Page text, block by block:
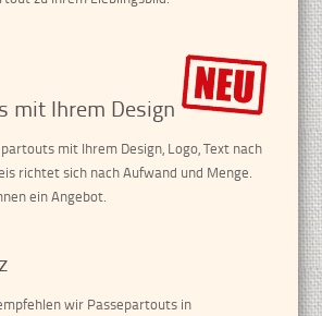
mit Ihrem Design
mit Ihrem Design, Logo, Text nach
richtet sich nach Aufwand und Menge.
ein Angebot.
wir Passepartouts in